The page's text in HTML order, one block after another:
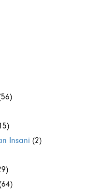
Insani (2)